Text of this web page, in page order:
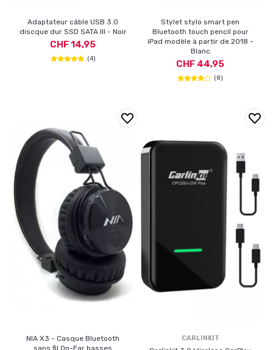
Adaptateur câble USB 3.0
discque dur SSD SATA III - Noir
CHF 14,95
(4)
Stylet stylo smart pen
Bluetooth touch pencil pour
iPad modèle à partir de 2018 -
Blanc
CHF 44,95
(8)
NIA X3 - Casque Bluetooth
sans fil On-Ear basses
CARLINKIT